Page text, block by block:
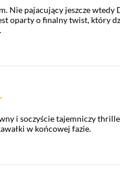
Nie pajacujący jeszcze wtedy
oparty o finalny twist, który
i soczyście tajemniczy
w końcowej fazie.